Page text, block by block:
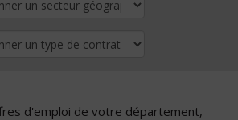
d'emploi de votre département,